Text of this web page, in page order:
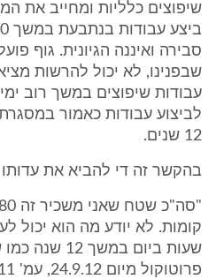
שיפוצים כלליות ומחייב את
סבירה ואיננה הגיונית. גוף
שבפנינו, לא יכול להרשות
עבודות שיפוצים במשך רוב
לביצוע עבודות כאמור
12 שנים.
בהקשר זה די להביא את
שעות ביום
פרוטוקול מיום 24.9.12, עמ' 11, ש' 27- 29).